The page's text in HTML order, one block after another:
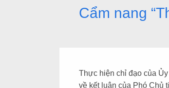
Cẩm nang
Thực hiện chỉ đạo của
về kết luận của Phó Chủ